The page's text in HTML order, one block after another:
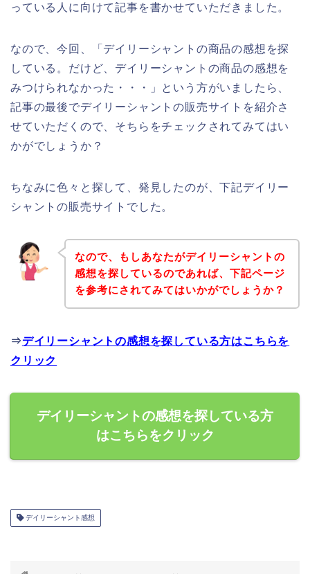
っている人に向けて記事を書かせていただきました。
なので、今回、「デイリーシャントの商品の感想を探
している。だけど、デイリーシャントの商品の感想を
みつけられなかった・・・」という方がいましたら、
記事の最後でデイリーシャントの販売サイトを紹介さ
せていただくので、そちらをチェックされてみてはい
かがでしょうか？
ちなみに色々と探して、発見したのが、下記デイリー
シャントの販売サイトでした。
なので、もしあなたがデイリーシャントの
感想を探しているのであれば、下記ページ
を参考にされてみてはいかがでしょうか？
⇒デイリーシャントの感想を探している方はこちらを
クリック
デイリーシャントの感想を探している方
はこちらをクリック
デイリーシャント感想